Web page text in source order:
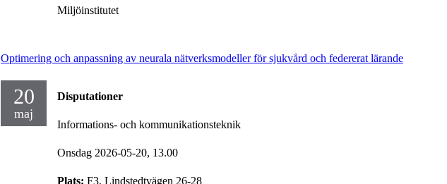
Miljöinstitutet
Optimering och anpassning av neurala nätverksmodeller för sjukvård och federerat lärande
20
maj
Disputationer
Informations- och kommunikationsteknik
Onsdag 2026-05-20, 13.00
Plats: F3, Lindstedtvägen 26-28